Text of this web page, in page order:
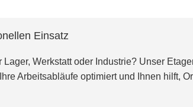
Einsatz
Werkstatt oder Industrie? Unser
Arbeitsabläufe optimiert und Ihnen hilft,